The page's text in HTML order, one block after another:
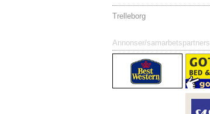
Trelleborg
Annonser/samarbetspartners